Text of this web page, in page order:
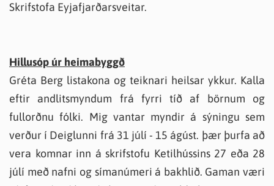
Skrifstofa Eyjafjarðarsveitar.
Hillusóp úr heimabyggð
Gréta Berg listakona og teiknari heilsar ykkur. Kalla
eftir andlitsmyndum frá fyrri tíð af börnum og
fullorðnu fólki. Mig vantar myndir á sýningu sem
verður í Deiglunni frá 31 júlí - 15 ágúst. þær þurfa að
vera komnar inn á skrifstofu Ketilhússins 27 eða 28
júlí með nafni og símanúmeri á bakhlið. Gaman væri